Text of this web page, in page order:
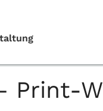
Print-